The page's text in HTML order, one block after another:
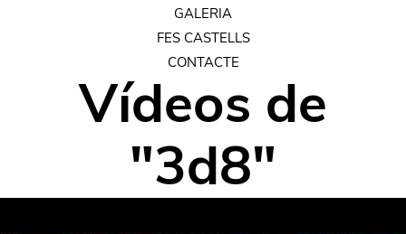
GALERIA
FES CASTELLS
CONTACTE
Vídeos de
"3d8"